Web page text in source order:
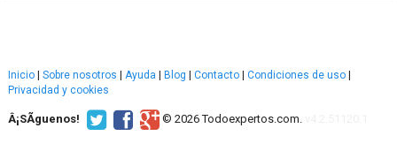
Inicio Sobre nosotros Ayuda Blog Contacto Condiciones de uso
Privacidad y cookies
Â¡SÃ­guenos! © 2026 Todoexpertos.com.